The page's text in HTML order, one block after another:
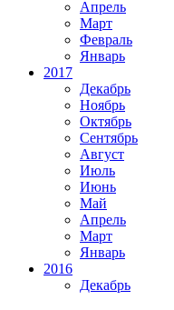
Апрель
Март
Февраль
Январь
2017
Декабрь
Ноябрь
Октябрь
Сентябрь
Август
Июль
Июнь
Май
Апрель
Март
Январь
2016
Декабрь